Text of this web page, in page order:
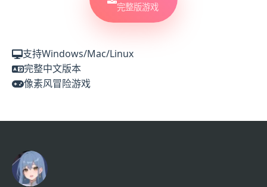
完整版游戏
支持Windows/Mac/Linux
完整中文版本
像素风冒险游戏